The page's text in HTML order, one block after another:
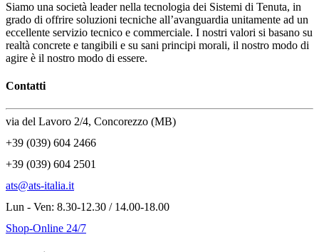
Siamo una società leader nella tecnologia dei Sistemi di Tenuta, in
grado di offrire soluzioni tecniche all’avanguardia unitamente ad un
eccellente servizio tecnico e commerciale. I nostri valori si basano su
realtà concrete e tangibili e su sani principi morali, il nostro modo di
agire è il nostro modo di essere.
Contatti
via del Lavoro 2/4, Concorezzo (MB)
+39 (039) 604 2466
+39 (039) 604 2501
ats@ats-italia.it
Lun - Ven: 8.30-12.30 / 14.00-18.00
Shop-Online 24/7